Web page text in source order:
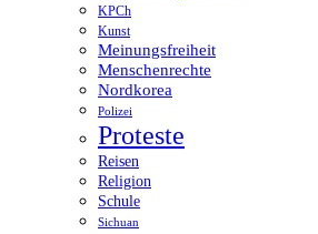
KPCh
Kunst
Meinungsfreiheit
Menschenrechte
Nordkorea
Polizei
Proteste
Reisen
Religion
Schule
Sichuan